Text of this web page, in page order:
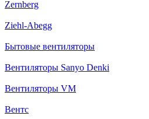
Zernberg
Ziehl-Abegg
Бытовые вентиляторы
Вентиляторы Sanyo Denki
Вентиляторы VM
Вентс